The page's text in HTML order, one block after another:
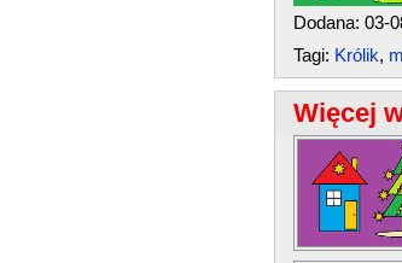
Dodana: 03-
Tagi: Królik,
Więcej